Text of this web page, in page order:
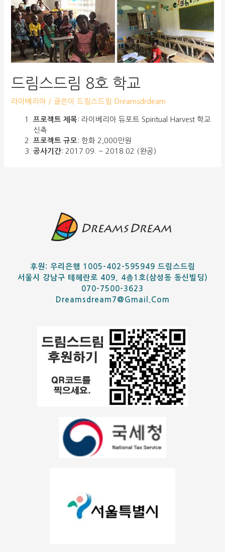
드림스드림 8호 학교
라이베리아 / 글쓴이드림스드림 Dreamsdrdeam
프로젝트 제목 : 라이베리아 듀포트 Spiritual Harvest 학교
신축
프로젝트 규모 : 한화 2,000만원
공사기간: 2017.09. ~ 2018.02 (완공)
후원: 우리은행 1005-402-595949 드림스드림
서울시 강남구 테헤란로 409, 4층1호(삼성동 동신빌딩)
070-7500-3623
Dreamsdream7@gmail.com